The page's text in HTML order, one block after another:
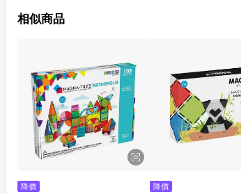
相似商品
降價 降價